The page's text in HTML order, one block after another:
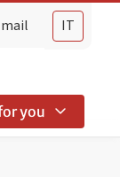
IT
you